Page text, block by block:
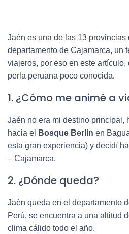
Jaén es una de las 13 provincias
departamento de Cajamarca, un
viajeros, por eso en este artículo,
perla peruana poco conocida.
1. ¿Cómo me animé a
Jaén no era mi destino principal,
hacia el
Bosque Berlín en
esta gran experiencia) y decidí
– Cajamarca.
2. ¿Dónde queda?
Jaén queda en el departamento
Perú, se encuentra a una altitud
clima cálido todo el año.